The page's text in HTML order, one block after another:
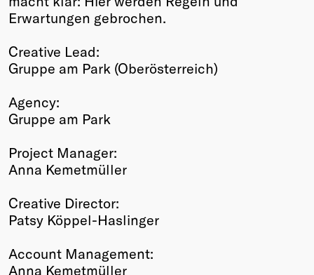
Erwartungen gebrochen.
Creative Lead:
Gruppe am Park (Oberösterreich)
Agency:
Gruppe am Park
Project Manager:
Anna Kemetmüller
Creative Director:
Patsy Köppel-Haslinger
Account Management:
Anna Kemetmüller